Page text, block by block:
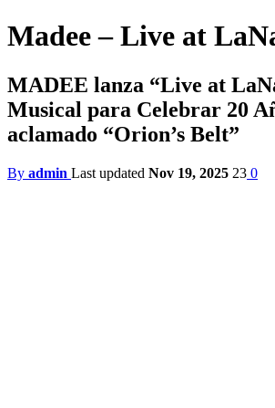
Madee – Live at
MADEE lanza “Live at
Musical para Celebrar 20
aclamado “Orion’s Belt”
By admin Last updated Nov 19, 2025 23 0